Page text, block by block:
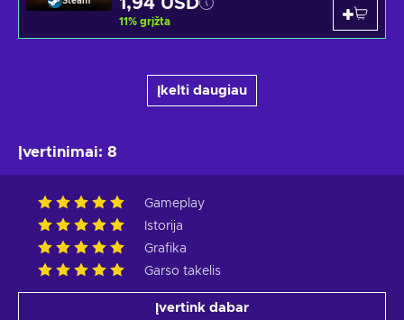
1,94 USD
11% grįžta
Įkelti daugiau
Įvertinimai: 8
Gameplay
Istorija
Grafika
Garso takelis
Įvertink dabar